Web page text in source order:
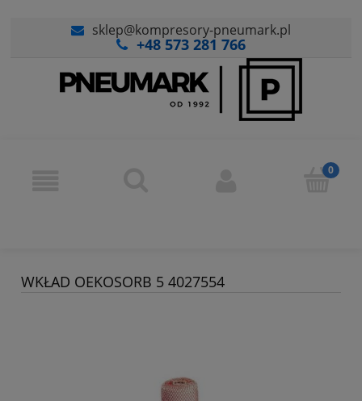
sklep@kompresory-pneumark.pl
+48 573 281 766
WKŁAD OEKOSORB 5 4027554